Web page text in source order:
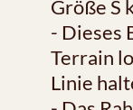
Größe S
- Dieses
Terrain
Linie